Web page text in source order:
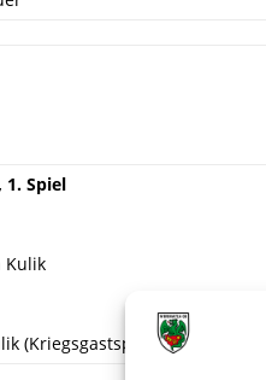
Spiel
Kulik
(Kriegsgastspieler der TSG